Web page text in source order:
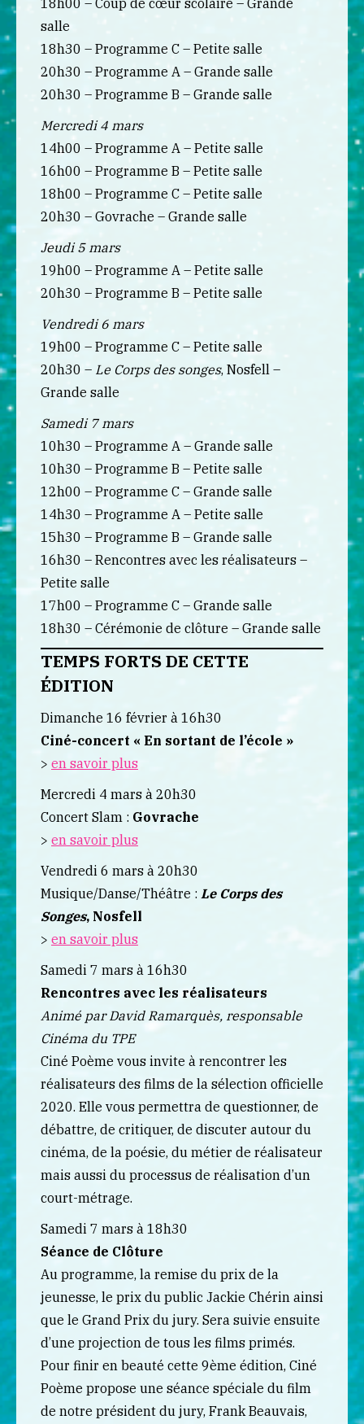
salle
18h30 – Programme C – Petite salle
20h30 – Programme A – Grande salle
20h30 – Programme B – Grande salle
Mercredi 4 mars
14h00 – Programme A – Petite salle
16h00 – Programme B – Petite salle
18h00 – Programme C – Petite salle
20h30 – Govrache – Grande salle
Jeudi 5 mars
19h00 – Programme A – Petite salle
20h30 – Programme B – Petite salle
Vendredi 6 mars
19h00 – Programme C – Petite salle
20h30 – Le Corps des songes, Nosfell –
Grande salle
Samedi 7 mars
10h30 – Programme A – Grande salle
10h30 – Programme B – Petite salle
12h00 – Programme C – Grande salle
14h30 – Programme A – Petite salle
15h30 – Programme B – Grande salle
16h30 – Rencontres avec les réalisateurs –
Petite salle
17h00 – Programme C – Grande salle
18h30 – Cérémonie de clôture – Grande salle
TEMPS FORTS DE CETTE
ÉDITION
Dimanche 16 février à 16h30
Ciné-concert « En sortant de l’école »
> en savoir plus
Mercredi 4 mars à 20h30
Concert Slam : Govrache
> en savoir plus
Vendredi 6 mars à 20h30
Musique/Danse/Théâtre : Le Corps des
Songes, Nosfell
> en savoir plus
Samedi 7 mars à 16h30
Rencontres avec les réalisateurs
Animé par David Ramarquès, responsable
Cinéma du TPE
Ciné Poème vous invite à rencontrer les
réalisateurs des films de la sélection officielle
2020. Elle vous permettra de questionner, de
débattre, de critiquer, de discuter autour du
cinéma, de la poésie, du métier de réalisateur
mais aussi du processus de réalisation d’un
court-métrage.
Samedi 7 mars à 18h30
Séance de Clôture
Au programme, la remise du prix de la
jeunesse, le prix du public Jackie Chérin ainsi
que le Grand Prix du jury. Sera suivie ensuite
d’une projection de tous les films primés.
Pour finir en beauté cette 9ème édition, Ciné
Poème propose une séance spéciale du film
de notre président du jury, Frank Beauvais,